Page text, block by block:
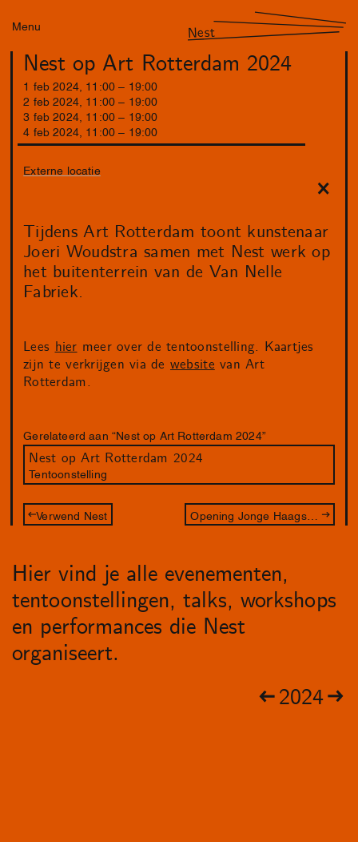
Menu Nest
Nest op Art Rotterdam 2024
1 feb 2024 11 :00 19:00
2 feb 2024 11 :00 19:00
3 feb 2024 11 :00 19:00
4 feb 2024 11 :00 19:00
Externe locatie
Tijdens Art Rotterdam toont kunstenaar
Joeri Woudstra samen met Nest werk op
het buitenterrein van de Van Nelle
Fabriek.
Lees hier meer over de tentoonstelling. Kaartjes
zijn te verkrijgen via de website van Art
Rotterdam.
Gerelateerd aan “Nest op Art Rotterdam 2024”
Nest op Art Rotterdam 2024
Tentoonstelling
Verwend Nest
Hier vind je alle evenementen,
tentoonstellingen, talks, workshops
en performances die Nest
organiseert.
2024